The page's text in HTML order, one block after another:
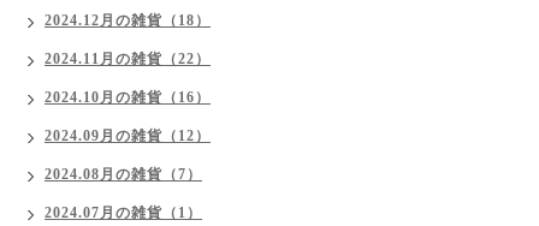
2024.12月の雑貨（18）
2024.11月の雑貨（22）
2024.10月の雑貨（16）
2024.09月の雑貨（12）
2024.08月の雑貨（7）
2024.07月の雑貨（1）